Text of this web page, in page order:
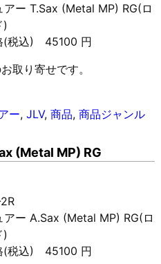
アー T.Sax (Metal MP) RG(ロ
)
(税込) 45100 円
取り寄せです。
ー,JLV,商品,商品ジャンル
(Metal MP) RG
アー A.Sax (Metal MP) RG(ロ
)
(税込) 45100 円